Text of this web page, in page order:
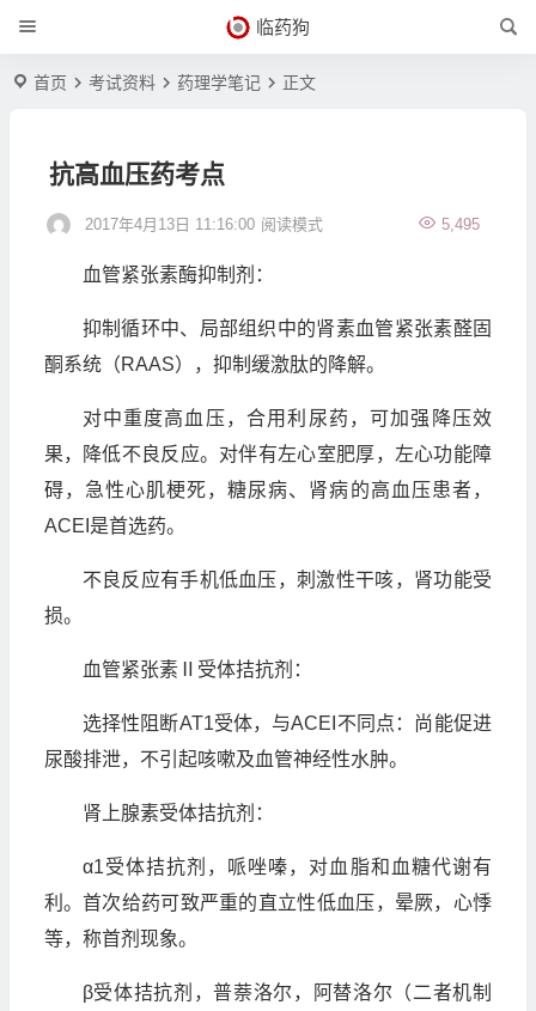
临药狗
首页 考试资料 药理学笔记 正文
抗高血压药考点
2017年4月13日 11:16:00 5,495
阅读模式
血管紧张素酶抑制剂：
抑制循环中、局部组织中的肾素血管紧张素醛固
酮系统（RAAS），抑制缓激肽的降解。
对中重度高血压，合用利尿药，可加强降压效
果，降低不良反应。对伴有左心室肥厚，左心功能障
碍，急性心肌梗死，糖尿病、肾病的高血压患者，
ACEI是首选药。
不良反应有手机低血压，刺激性干咳，肾功能受
损。
血管紧张素Ⅱ受体拮抗剂：
选择性阻断AT1受体，与ACEI不同点：尚能促进
尿酸排泄，不引起咳嗽及血管神经性水肿。
肾上腺素受体拮抗剂：
α1受体拮抗剂，哌唑嗪，对血脂和血糖代谢有
利。首次给药可致严重的直立性低血压，晕厥，心悸
等，称首剂现象。
β受体拮抗剂，普萘洛尔，阿替洛尔（二者机制